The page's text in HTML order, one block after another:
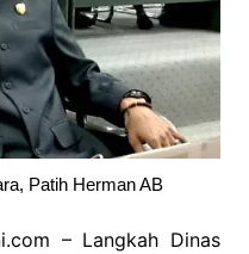
Patih Herman AB
– Langkah Dinas